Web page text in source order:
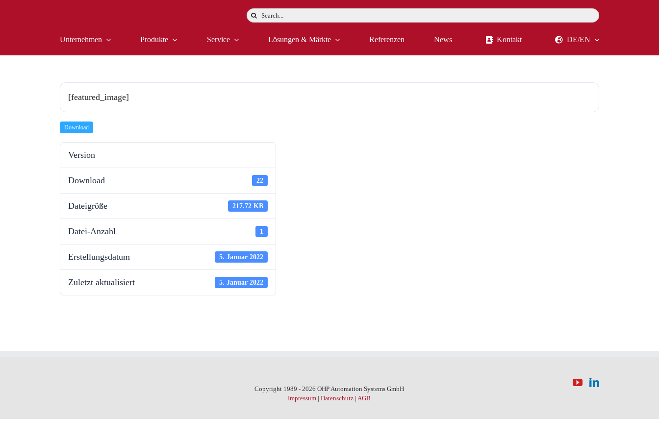
Suche
Unternehmen Produkte Service Lösungen & Märkte Referenzen News Kontakt DE/EN
[featured_image]
Download
Version
Download 22
Dateigröße 217.72 KB
Datei-Anzahl 1
Erstellungsdatum 5. Januar 2022
Zuletzt aktualisiert 5. Januar 2022
Copyright 1989 - 2026 OHP Automation Systems GmbH
Impressum |Datenschutz |AGB